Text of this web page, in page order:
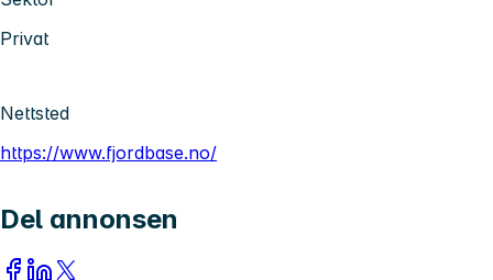
Privat
Nettsted
https://www.fjordbase.no/
Del annonsen